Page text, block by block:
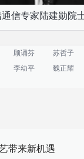
信专家陆建勋院
顾诵芬 苏哲子
李幼平 魏正耀
带来新机遇